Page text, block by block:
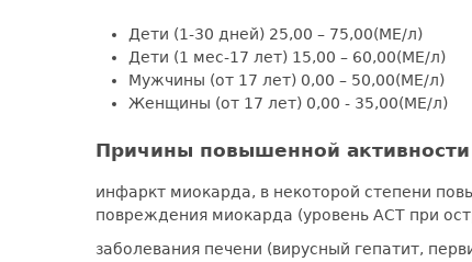
Дети (1-30 дней) 25,00 – 75,00(МЕ/л)
Дети (1 мес-17 лет) 15,00 – 60,00(МЕ/л)
Мужчины (от 17 лет) 0,00 – 50,00(МЕ/л)
Женщины (от 17 лет) 0,00 - 35,00(МЕ/л)
Причины повышенной
инфаркт миокарда, в некоторой степени
повреждения миокарда (уровень АСТ при
заболевания печени (вирусный гепатит,